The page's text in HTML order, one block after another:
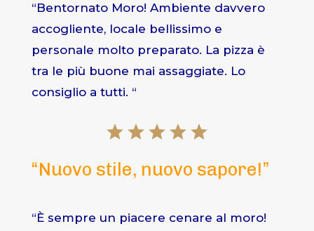
“Bentornato Moro! Ambiente davvero
accogliente, locale bellissimo e
personale molto preparato. La pizza è
tra le più buone mai assaggiate. Lo
consiglio a tutti. “
“Nuovo stile, nuovo sapore!”
“È sempre un piacere cenare al moro!